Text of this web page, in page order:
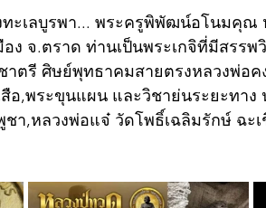
ะเลบูรพา... พระครูพิพัฒน์อโนมคุณ
ง จ.ตราด ท่านเป็นพระเกจิที่มีสรรพ
ตรี ศิษย์พุทธาคมสายตรงหลวงพ่อค
อ,พระขุนแผน และวิชาย่นระยะทาง
า,หลวงพ่อแจ๋ วัดโพธิ์เฉลิมรักษ์ ฉะเ